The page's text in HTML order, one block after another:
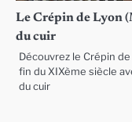
Le Crépin de Lyon
du cuir
Découvrez le Crépin
fin du XIXème siècle
du cuir